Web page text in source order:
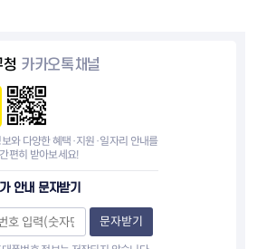
청 카카오톡채널
와 다양한 혜택·지원·일자리 안내를
편히 받아보세요!
안내 문자받기
문자받기